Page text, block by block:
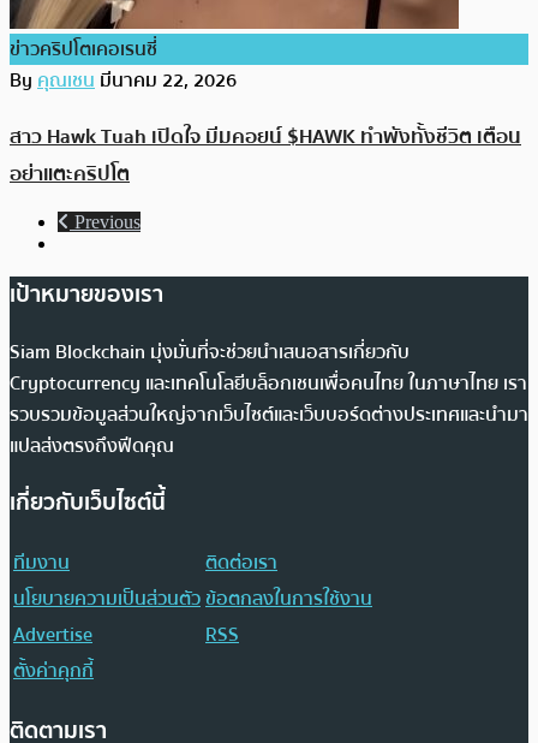
ข่าวคริปโตเคอเรนซี่
Byคุณเชนมีนาคม 22, 2026
สาว Hawk Tuah เปิดใจ มีมคอยน์ $HAWK ทำพังทั้งชีวิต เตือน
อย่าแตะคริปโต
Previous
เป้าหมายของเรา
Siam Blockchain มุ่งมั่นที่จะช่วยนำเสนอสารเกี่ยวกับ
Cryptocurrency และเทคโนโลยีบล็อกเชนเพื่อคนไทย ในภาษาไทย เรา
รวบรวมข้อมูลส่วนใหญ่จากเว็บไซต์และเว็บบอร์ดต่างประเทศและนำมา
แปลส่งตรงถึงฟีดคุณ
เกี่ยวกับเว็บไซต์นี้
ทีมงาน
ติดต่อเรา
นโยบายความเป็นส่วนตัวข้อตกลงในการใช้งาน
Advertise
RSS
ตั้งค่าคุกกี้
ติดตามเรา